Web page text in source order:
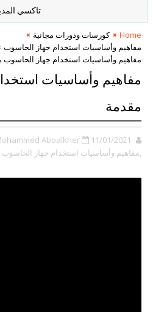
تاكسي
Home
كورسات ودورات مجانية
مفاهيم وأساسيات استخدام جهاز الحاسوب
مفاهيم وأساسيات استخدام جهاز الحاسوب
مفاهيم وأساسيات
مقدمة
Aboalkher 11/01/2021
,مفاهيم وأساسيات استخدام جهاز الحاسوب